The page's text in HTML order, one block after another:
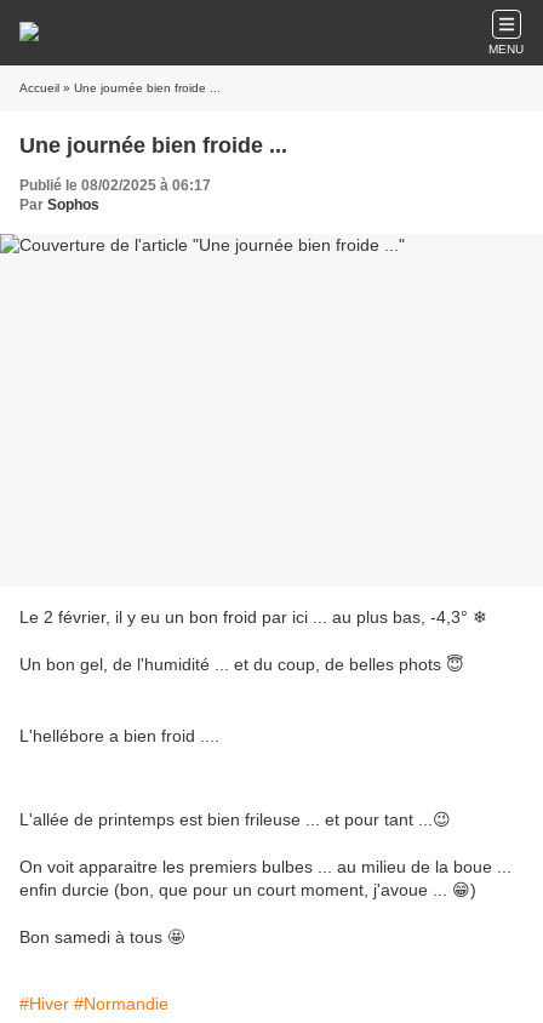
MENU
Accueil » Une journée bien froide ...
Une journée bien froide ...
Publié le 08/02/2025 à 06:17
Par Sophos
Le 2 février, il y eu un bon froid par ici ... au plus bas, -4,3° ❄
Un bon gel, de l'humidité ... et du coup, de belles phots 😇
L'hellébore a bien froid ....
L'allée de printemps est bien frileuse ... et pour tant ...😉
On voit apparaitre les premiers bulbes ... au milieu de la boue ...
enfin durcie (bon, que pour un court moment, j'avoue ... 😁)
Bon samedi à tous 🤩
#Hiver #Normandie